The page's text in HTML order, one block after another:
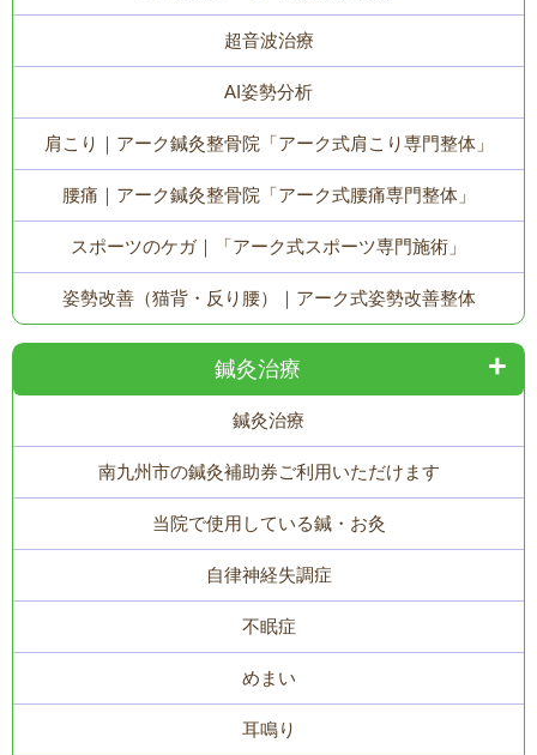
超音波治療
AI姿勢分析
肩こり｜アーク鍼灸整骨院「アーク式肩こり専門整体」
腰痛｜アーク鍼灸整骨院「アーク式腰痛専門整体」
スポーツのケガ｜「アーク式スポーツ専門施術」
姿勢改善（猫背・反り腰）｜アーク式姿勢改善整体
鍼灸治療
鍼灸治療
南九州市の鍼灸補助券ご利用いただけます
当院で使用している鍼・お灸
自律神経失調症
不眠症
めまい
耳鳴り